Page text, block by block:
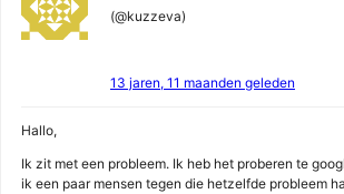
(@kuzzeva)
13 jaren, 11 maanden geleden
Hallo,
Ik zit met een probleem. Ik heb het proberen te
ik een paar mensen tegen die hetzelfde probleem